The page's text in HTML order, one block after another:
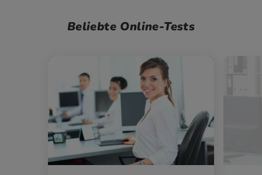
Beliebte Online-Tests